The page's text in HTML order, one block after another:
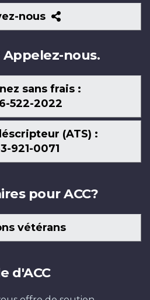
nous
Suivez-
nous
nous.
sans frais :
522-2022
(ATS) :
921-0071
pour ACC?
vétérans
d'ACC